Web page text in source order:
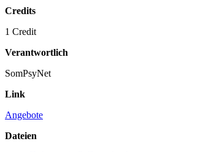
Credits
1 Credit
Verantwortlich
SomPsyNet
Link
Angebote
Dateien